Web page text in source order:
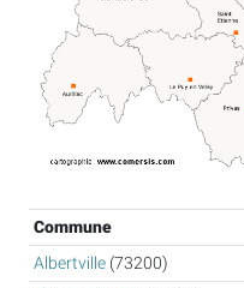
Commune
Albertville (73200)